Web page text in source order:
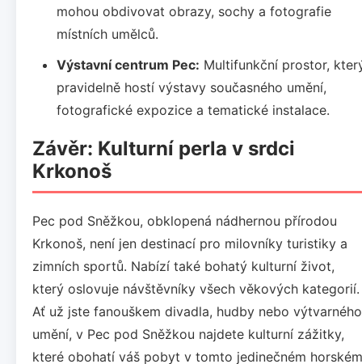
mohou obdivovat obrazy, sochy a fotografie
místních umělců.
Výstavní centrum Pec: Multifunkční prostor,
pravidelně hostí výstavy současného umění,
fotografické expozice a tematické instalace.
Závěr: Kulturní perla v srdci
Krkonoš
Pec pod Sněžkou, obklopená nádhernou přírodou
Krkonoš, není jen destinací pro milovníky turistiky a
zimních sportů. Nabízí také bohatý kulturní život,
který oslovuje návštěvníky všech věkových kategorií.
Ať už jste fanouškem divadla, hudby nebo výtvarného
umění, v Pec pod Sněžkou najdete kulturní zážitky,
které obohatí váš pobyt v tomto jedinečném horském